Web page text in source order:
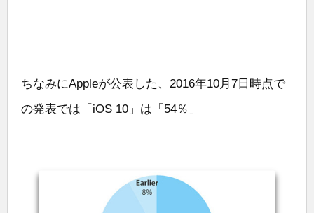
ちなみにAppleが公表した、2016年10月7日時点で
の発表では「iOS 10」は「54％」